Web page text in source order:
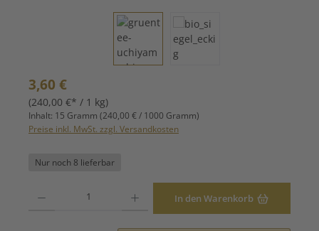
Regulärer Preis:
3,60 €
(240,00 €* / 1 kg)
Inhalt: 15 Gramm (240,00 € / 1000 Gramm)
Preise inkl. MwSt. zzgl. Versandkosten
Nur noch 8 lieferbar
In den Warenkorb